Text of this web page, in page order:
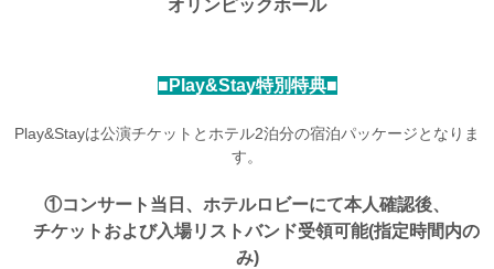
オリンピックホール
■Play&Stay特別特典■
Play&Stayは公演チケットとホテル2泊分の宿泊パッケージとなりま
す。
①コンサート当日、ホテルロビーにて本人確認後、
チケットおよび入場リストバンド受領可能(指定時間内の
み)